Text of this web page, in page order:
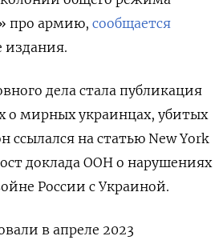
про армию, сообщается
издания.
дела стала публикация
о мирных украинцах, убитых
ссылался на статью New York
доклада ООН о нарушениях
России с Украиной.
в апреле 2023